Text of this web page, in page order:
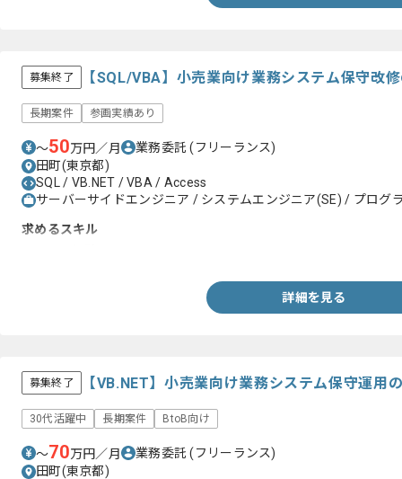
募集終了 【SQL/VBA】小売業向け業務システム保守改
長期案件 参画実績あり
〜50万円／月 業務委託(フリーランス)
田町(東京都)
SQL / VB.NET / VBA / Access
サーバーサイドエンジニア / システムエンジニア(SE) / プログ
求めるスキル
詳細を見る
募集終了 【VB.NET】小売業向け業務システム保守運用
30代活躍中 長期案件 BtoB向け
〜70万円／月 業務委託(フリーランス)
田町(東京都)